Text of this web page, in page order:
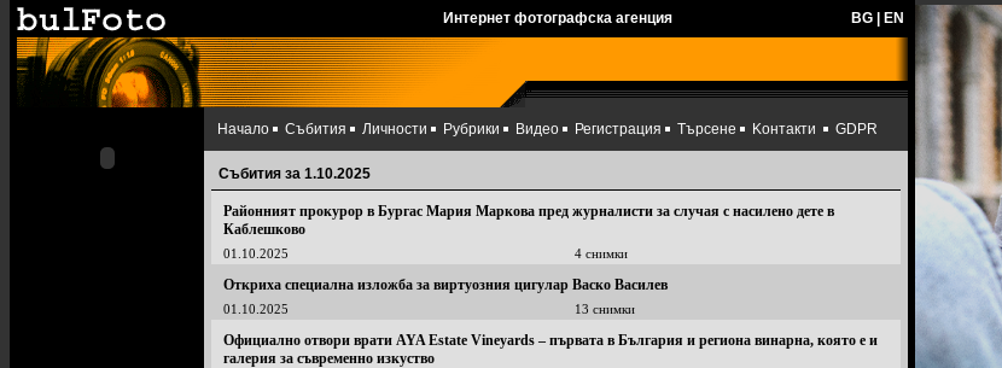
Интернет фотографска агенция BG EN
Начало Събития Личности Рубрики Видео Регистрация Търсене Kонтакти GDPR
Събития за 1.10.2025
Районният прокурор в Бургас Мария Маркова пред журналисти за случая с насилено дете в
Каблешково
01.10.2025 4 снимки
Откриха специална изложба за виртуозния цигулар Васко Василев
01.10.2025 13 снимки
Официално отвори врати AYA Estate Vineyards – първата в България и региона винарна, която е и
галерия за съвременно изкуство